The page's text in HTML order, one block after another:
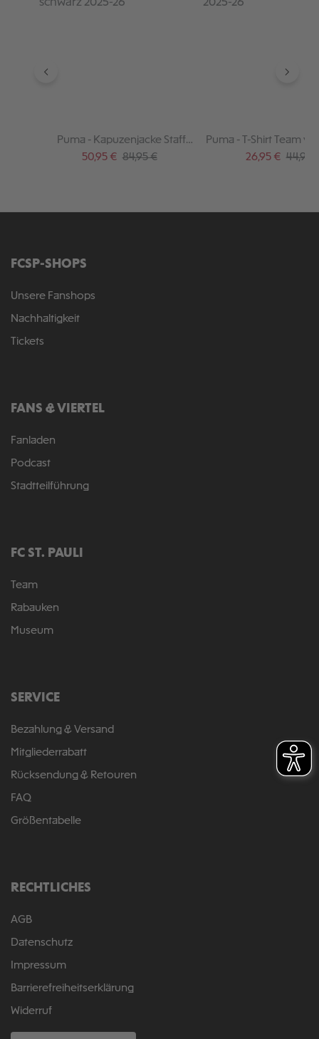
Puma - Kapuzenjacke Staff
schwarz 2025-26
Verkaufspreis:
50,95 € Regulärer Preis:
84,95 €
Puma - T-Shirt Team
26
Verkaufspreis:
26,95 € 44,95
FCSP-SHOPS
Unsere Fanshops
Nachhaltigkeit
Tickets
FANS & VIERTEL
Fanladen
Podcast
Stadtteilführung
FC ST. PAULI
Team
Rabauken
Museum
SERVICE
Bezahlung & Versand
Mitgliederrabatt
Rücksendung & Retouren
FAQ
Größentabelle
RECHTLICHES
AGB
Datenschutz
Impressum
Barrierefreiheitserklärung
Widerruf